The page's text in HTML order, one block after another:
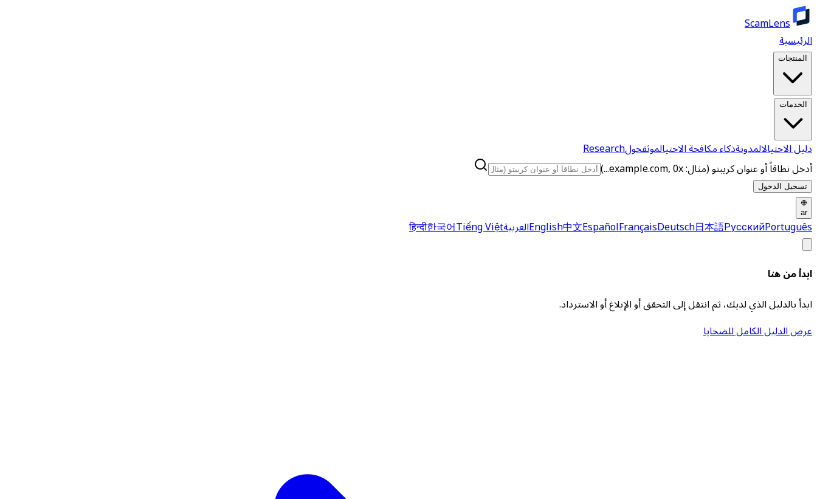
ScamLens
الرئيسية
المنتجات
الخدمات
دليل الاحتيالالمدونةذكاء مكافحة الاحتيالموثقحولResearch
أدخل نطاقاً أو عنوان كريبتو (مثال: example.com, 0x...)
تسجيل الدخول
ar
English中文EspañolFrançaisDeutsch日本語РусскийPortuguês العربية हिन्दी한국어Tiếng Việt
ابدأ من هنا
ابدأ بالدليل الذي لديك، ثم انتقل إلى التحقق أو الإبلاغ أو الاسترداد.
عرض الدليل الكامل للضحايا